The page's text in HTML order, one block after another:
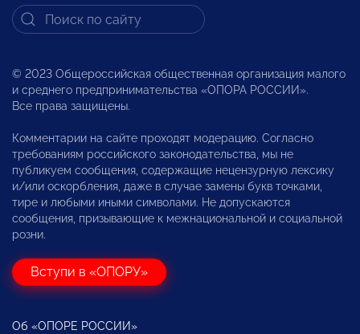
© 2023 Общероссийская общественная организация малого
и среднего предпринимательства «ОПОРА РОССИИ».
Все права защищены.
Комментарии на сайте проходят модерацию. Согласно
требованиям российского законодательства, мы не
публикуем сообщения, содержащие нецензурную лексику
и/или оскорбления, даже в случае замены букв точками,
тире и любыми иными символами. Не допускаются
сообщения, призывающие к межнациональной и социальной
розни.
Вступи в «ОПОРУ»
Об «ОПОРЕ РОССИИ»